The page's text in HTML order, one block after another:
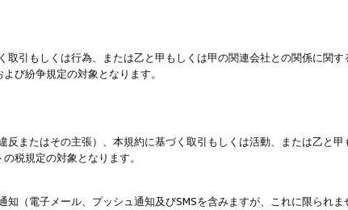
引もしくは行為、または乙と甲もしくは甲の関連会社との関係に関
び紛争規定の対象となります。
またはその主張）、本規約に基づく取引もしくは活動、または乙と
税規定の対象となります。
（電子メール、プッシュ通知及びSMSを含みますが、これに限られ